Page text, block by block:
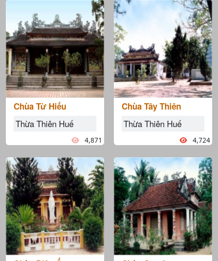
Chùa Từ Hiếu
Thừa Thiên Huế
4,871
Chùa Tây Thiên
Thừa Thiên Huế
4,724